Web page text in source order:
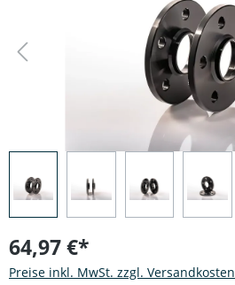
64,97 €*
Preise inkl. MwSt. zzgl. Versandkosten